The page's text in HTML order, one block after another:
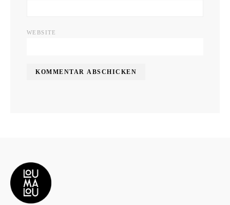
WEBSITE